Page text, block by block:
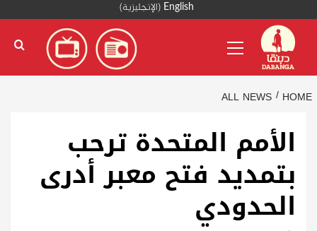
content
English
(الإنجليزية)
Menu
HOME
ALL NEWS
الأمم المتحدة ترحب
بتمديد فتح معبر أدرى
الحدودي